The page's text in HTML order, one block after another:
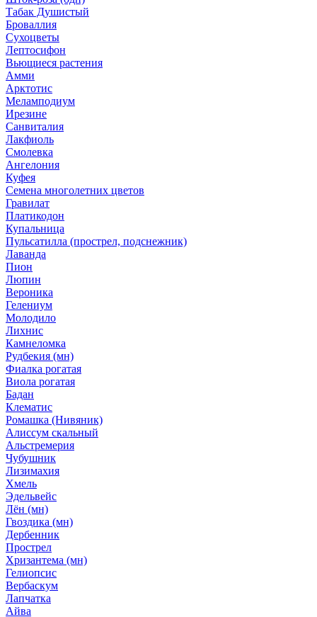
Табак Душистый
Броваллия
Сухоцветы
Лептосифон
Вьющиеся растения
Амми
Арктотис
Меламподиум
Ирезине
Санвиталия
Лакфиоль
Смолевка
Ангелония
Куфея
Семена многолетних цветов
Гравилат
Платикодон
Купальница
Пульсатилла (прострел, подснежник)
Лаванда
Пион
Люпин
Вероника
Гелениум
Молодило
Лихнис
Камнеломка
Рудбекия (мн)
Фиалка рогатая
Виола рогатая
Бадан
Клематис
Ромашка (Нивяник)
Алиссум скальный
Альстремерия
Чубушник
Лизимахия
Хмель
Эдельвейс
Лён (мн)
Гвоздика (мн)
Дербенник
Прострел
Хризантема (мн)
Гелиопсис
Вербаскум
Лапчатка
Айва